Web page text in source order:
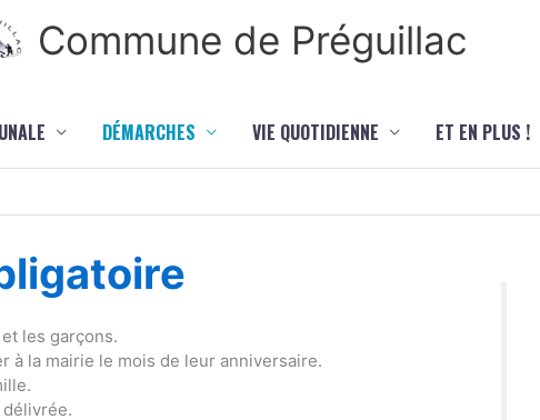
Commune de Préguillac
DÉMARCHES VIE QUOTIDIENNE ET EN PLUS !
les garçons.
à la mairie le mois de leur anniversaire.